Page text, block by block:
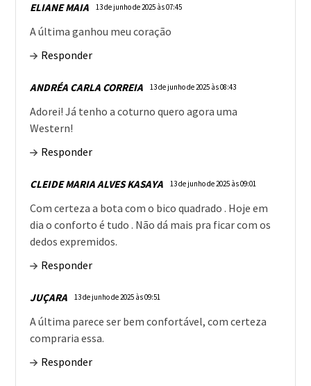
ELIANE MAIA 13 de junho de 2025 às 07:45
A última ganhou meu coração
Responder
ANDRÉA CARLA CORREIA 13 de junho de 2025 às 08:43
Adorei! Já tenho a coturno quero agora uma
Western!
Responder
CLEIDE MARIA ALVES KASAYA 13 de junho de 2025 às 09:01
Com certeza a bota com o bico quadrado . Hoje em
dia o conforto é tudo . Não dá mais pra ficar com os
dedos expremidos.
Responder
JUÇARA 13 de junho de 2025 às 09:51
A última parece ser bem confortável, com certeza
compraria essa.
Responder